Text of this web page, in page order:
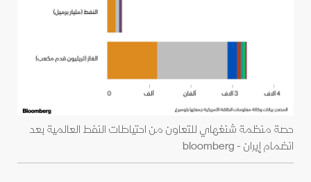
حصة منظمة شنغهاي للتعاون من احتياطات النفط العالمية بعد
انضمام إيران - bloomberg